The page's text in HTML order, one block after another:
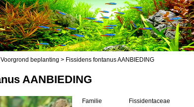
Voorgrond beplanting > Fissidens fontanus AANBIEDING
AANBIEDING
Familie
Fissidentaceae